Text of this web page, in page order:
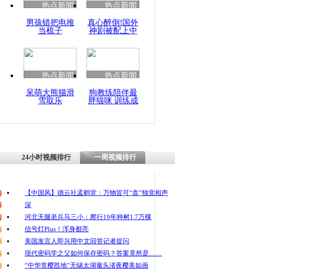
四川兴文苗乡上万人欢
度苗族花山节
清明祭英烈 哀思悼忠
浙江台州22万地震善款
热点新闻
男孩错把电推
当梳子
热点新闻
真心醉倒!国外
神剧被配上中
热点新闻
呆萌大熊猫滑
雪取乐
热点新闻
狗教练陪伴最
胖猫咪 训练成
24小时视频排行 一周视频排行
【中国风】德云社孟鹤堂：万物皆可“盘”独觉相声
深
河北无腿老兵马三小：爬行19年种树1.7万棵
信号灯Plus！浑身都亮
美国发言人即兴用中文回答记者提问
现代密码学之父如何保存密码？答案竟然是……
“中华赏樱胜地”无锡太湖鼋头渚夜樱美如画